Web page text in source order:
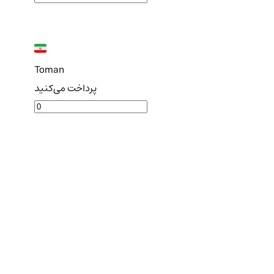
Toman
پرداخت می‌کنید